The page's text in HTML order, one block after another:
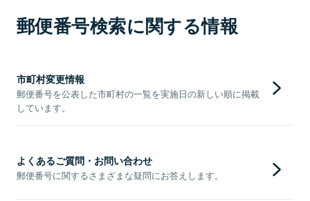
郵便番号検索に関する情報
市町村変更情報
郵便番号を公表した市町村の一覧を実施日の新しい順に掲載
しています。
よくあるご質問・お問い合わせ
郵便番号に関するさまざまな疑問にお答えします。